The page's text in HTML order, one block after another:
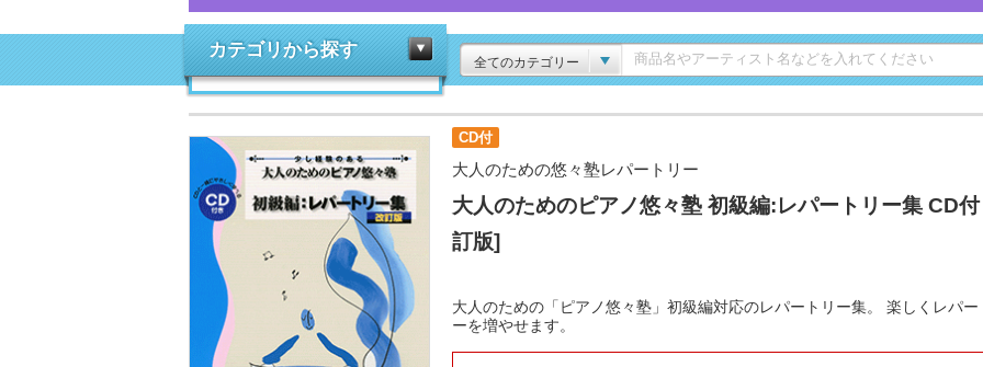
カテゴリから探す
全てのカテゴリー
CD付
大人のための悠々塾レパートリー
大人のためのピアノ悠々塾 初級編:レパートリー集 CD
訂版]
大人のための「ピアノ悠々塾」初級編対応のレパートリー集。 楽しくレパー
ーを増やせます。